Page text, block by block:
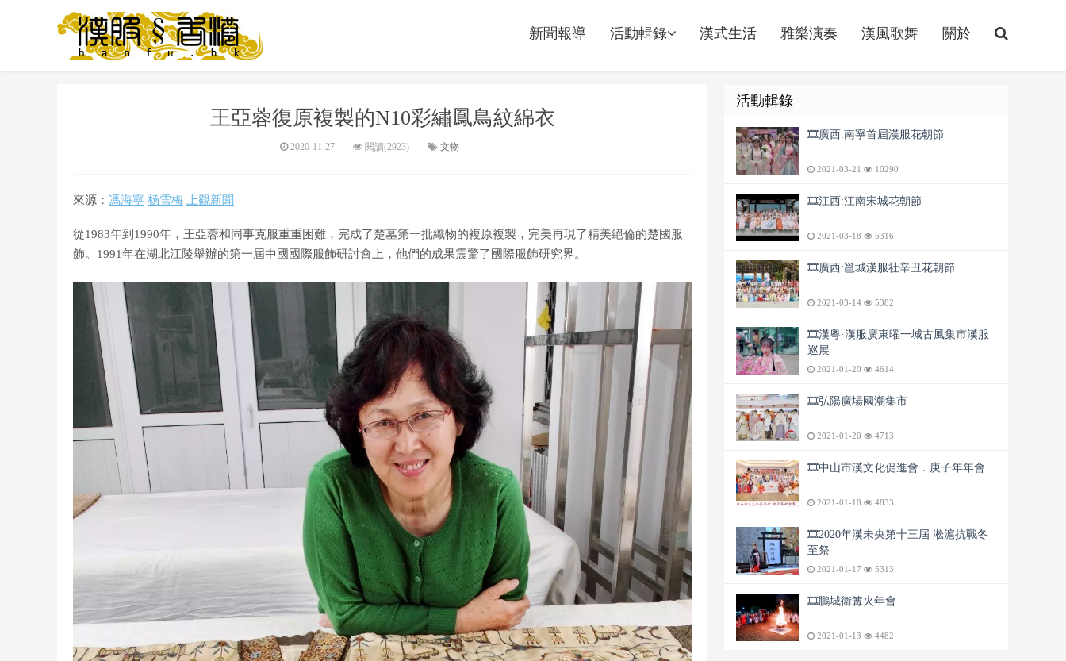
新聞報導 活動輯錄 漢式生活 雅樂演奏 漢風歌舞 關於
王亞蓉復原複製的N10彩繡鳳鳥紋綿衣
2020-11-27 閱讀(2923) 文物
來源： 馮海寧 杨雪梅 上觀新聞
從1983年到1990年，王亞蓉和同事克服重重困難，完成了楚墓第一批織物的複原複製，完美再現了精美絕倫的楚國服
飾。1991年在湖北江陵舉辦的第一屆中國國際服飾研討會上，他們的成果震驚了國際服飾研究界。
活動輯錄
🎞️廣西:南寧首屆漢服花朝節
2021-03-21 10290
🎞️江西:江南宋城花朝節
2021-03-18 5316
🎞️廣西:邕城漢服社辛丑花朝節
2021-03-14 5382
🎞️漢粵·漢服廣東曜一城古風集市漢服
巡展
2021-01-20 4614
🎞️弘陽廣場國潮集市
2021-01-20 4713
🎞️中山市漢文化促進會．庚子年年會
2021-01-18 4833
🎞️2020年漢未央第十三屆 淞滬抗戰冬
至祭
2021-01-17 5313
🎞️鵬城衛篝火年會
2021-01-13 4482